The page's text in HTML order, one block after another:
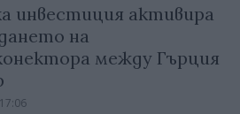
инвестиция активира
на
между Гърция